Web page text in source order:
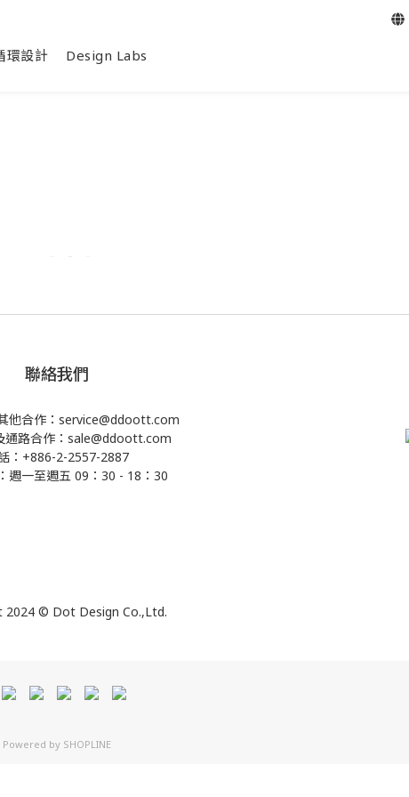
環設計 Design Labs
聯絡我們
他合作：service@ddoott.com
通路合作：sale@ddoott.com
：+886-2-2557-2887
週一至週五 09：30 - 18：30
2024 © Dot Design Co.,Ltd.
Powered by SHOPLINE